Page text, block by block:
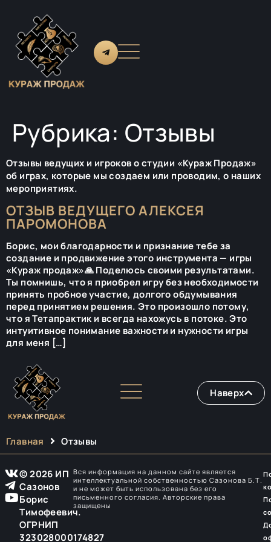
Рубрика: Отзывы
Отзывы ведущих и игроков о студии «Кураж Продаж»
об играх, которые мы создаем или проводим, о наших
мероприятиях.
ОТЗЫВ ВЕДУЩЕГО АЛЕКСЕЯ
ПАРОМОНОВА
Борис, мои благодарности и признание тебе за
создание и продвижение этого инструмента — игры
«Кураж продаж»🙏 Поделюсь своими результатами.
Ты помнишь, что я приобрел игру без необходимости
принять пробное участие, долгого обдумывания
перед принятием решения. Это произошло потому,
что я Тетапрактик и всегда нахожусь в потоке. Это
интуитивное понимание важности и нужности игры
для меня […]
Наверх
Главная Отзывы
© 2026 ИП
Сазонов
Борис
Тимофеевич.
ОГРНИП
323028000174827
Вся информация на данном сайте является
интеллектуальной собственностью Сазонова Б.Т.
и не может быть использована без его
письменного согласия. Авторские права
защищены